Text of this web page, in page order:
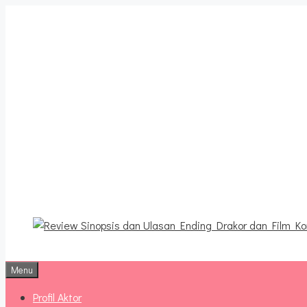
Menu
Profil Aktor